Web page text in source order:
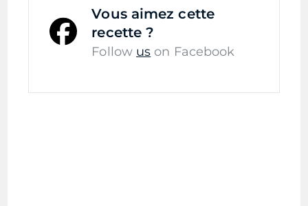
Vous aimez cette
recette ?
Follow us on Facebook